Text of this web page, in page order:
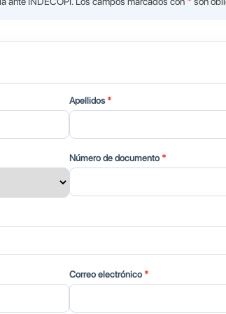
Apellidos *
Número de documento *
Correo electrónico *